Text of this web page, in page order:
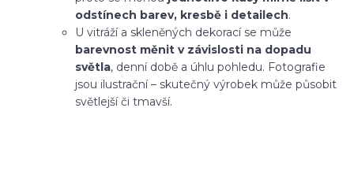
odstínech barev, kresbě i detailech.
U vitráží a skleněných dekorací se může
barevnost měnit v závislosti na dopadu
světla, denní době a úhlu pohledu. Fotografie
jsou ilustrační – skutečný výrobek může působit
světlejší či tmavší.